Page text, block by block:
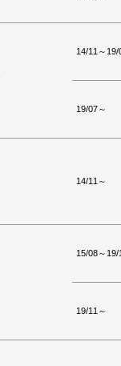
14/11～19/
19/07～
14/11～
15/08～19/
19/11～